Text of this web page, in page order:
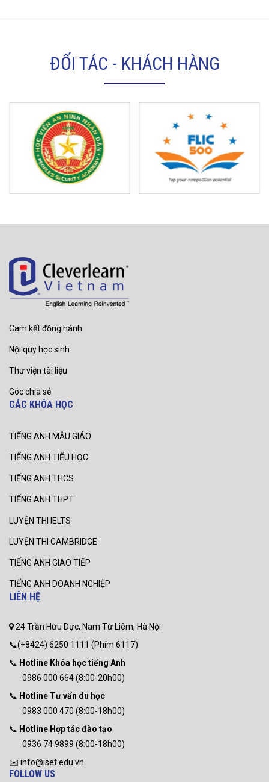
ĐỐI TÁC - KHÁCH HÀNG
Cam kết đồng hành
Nội quy học sinh
Thư viện tài liệu
Góc chia sẻ
CÁC KHÓA HỌC
TIẾNG ANH MẪU GIÁO
TIẾNG ANH TIỂU HỌC
TIẾNG ANH THCS
TIẾNG ANH THPT
LUYỆN THI IELTS
LUYỆN THI CAMBRIDGE
TIẾNG ANH GIAO TIẾP
TIẾNG ANH DOANH NGHIỆP
LIÊN HỆ
24 Trần Hữu Dực, Nam Từ Liêm, Hà Nội.
📞(+8424) 6250 1111 (Phím 6117)
📞 Hotline Khóa học tiếng Anh
0986 000 664 (8:00-20h00)
📞 Hotline Tư vấn du học
0983 000 470 (8:00-18h00)
📞 Hotline Hợp tác đào tạo
0936 74 9899 (8:00-18h00)
✉️ info@iset.edu.vn
FOLLOW US